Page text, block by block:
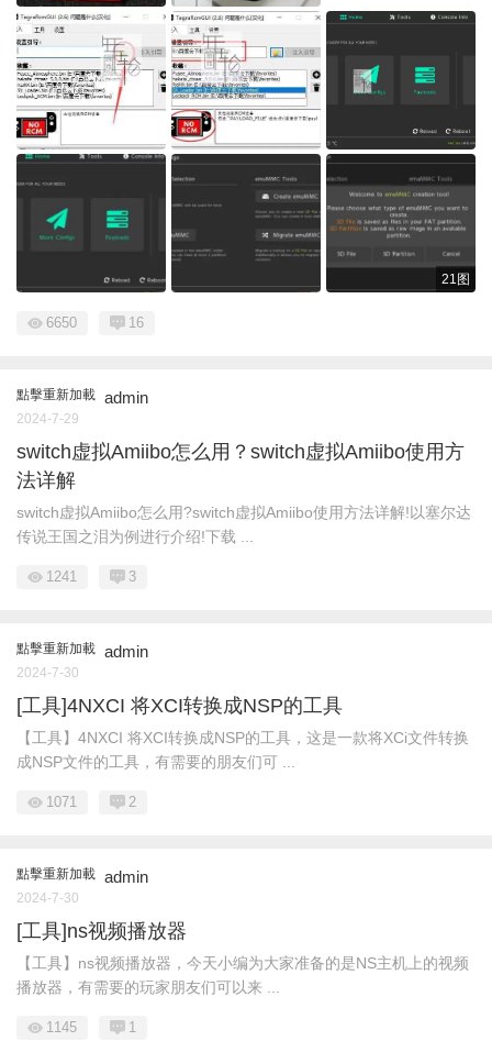
21图
6650 16
點擊重新加載 admin
2024-7-29
switch虚拟Amiibo怎么用？switch虚拟Amiibo使用方
法详解
switch虚拟Amiibo怎么用?switch虚拟Amiibo使用方法详解!以塞尔达
传说王国之泪为例进行介绍!下载 ...
1241 3
點擊重新加載 admin
2024-7-30
[工具]4NXCI 将XCI转换成NSP的工具
【工具】4NXCI 将XCI转换成NSP的工具，这是一款将XCi文件转换
成NSP文件的工具，有需要的朋友们可 ...
1071 2
點擊重新加載 admin
2024-7-30
[工具]ns视频播放器
【工具】ns视频播放器，今天小编为大家准备的是NS主机上的视频
播放器，有需要的玩家朋友们可以来 ...
1145 1